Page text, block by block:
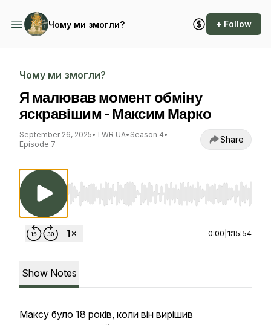
Чому ми змогли? + Follow
Чому ми змогли?
Я малював момент обміну
яскравішим - Максим Марко
September 26, 2025• TWR UA• Season 4•
Episode 7
Share
Use Left/Right to seek, Home/End to jump
0:00 1:15:54
Show Notes
Максу було 18 років, коли він вирішив